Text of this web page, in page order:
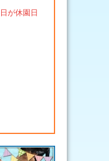
が休園日